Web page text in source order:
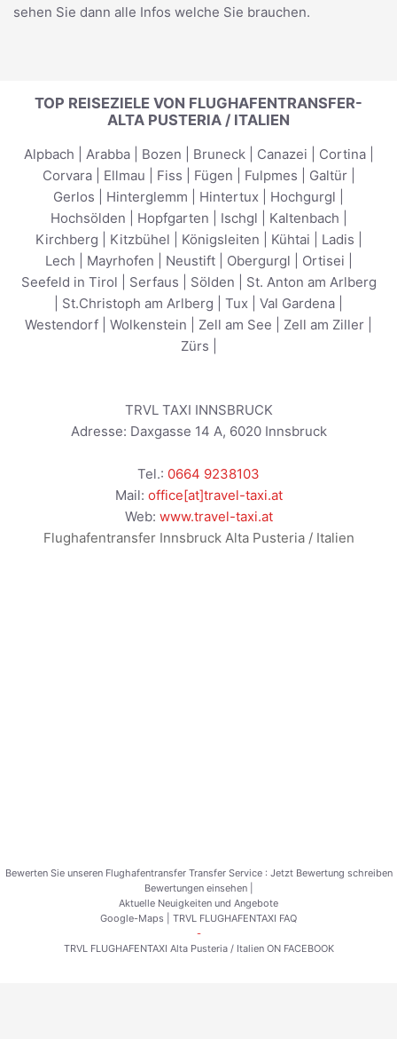
sehen Sie dann alle Infos welche Sie brauchen.
TOP REISEZIELE VON FLUGHAFENTRANSFER-
ALTA PUSTERIA / ITALIEN
Alpbach Arabba| Bozen Bruneck Canazei Cortina|
Corvara| Ellmau Fiss Fügen Fulpmes Galtür|
Gerlos
Hinterglemm Hintertux Hochgurgl
Hochsölden
Hopfgarten Ischgl Kaltenbach
Kirchberg
Kitzbühel Königsleiten Kühtai Ladis
Lech
Mayrhofen Neustift| Obergurgl Ortisei
Seefeld in Tirol
Serfaus Sölden
St. Anton am Arlberg
St.Christoph am Arlberg Tux Val Gardena
Westendorf
Wolkenstein Zell am See Zell am Ziller
Zürs
TRVL TAXI INNSBRUCK
Adresse: Daxgasse 14 A, 6020 Innsbruck
Tel.: 0664 9238103
Mail: office[at]travel-taxi.at
Web: www.travel-taxi.at
Flughafentransfer Innsbruck Alta Pusteria / Italien
Bewerten Sie unseren Flughafentransfer Transfer Service : Jetzt Bewertung schreiben
Bewertungen einsehen|
Aktuelle Neuigkeiten und Angebote
Google-Maps
TRVL FLUGHAFENTAXI FAQ
-
TRVL FLUGHAFENTAXI Alta Pusteria / Italien ON FACEBOOK